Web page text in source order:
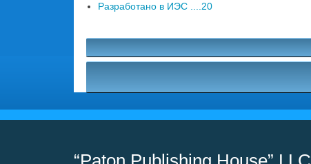
Разработано в ИЭС ....20